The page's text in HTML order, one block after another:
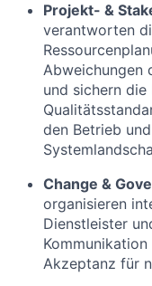
Projekt- &
verantworten
Abweichungen
und sichern
den Betrieb
Change &
organisieren
Dienstleister
Akzeptanz für